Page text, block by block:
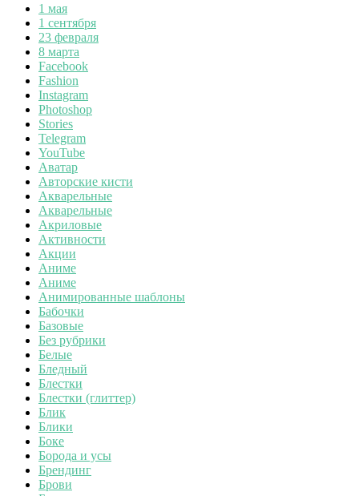
1 мая
1 сентября
23 февраля
8 марта
Facebook
Fashion
Instagram
Photoshop
Stories
Telegram
YouTube
Аватар
Авторские кисти
Акварельные
Акварельные
Акриловые
Активности
Акции
Аниме
Аниме
Анимированные шаблоны
Бабочки
Базовые
Без рубрики
Белые
Бледный
Блестки
Блестки (глиттер)
Блик
Блики
Боке
Борода и усы
Брендинг
Брови